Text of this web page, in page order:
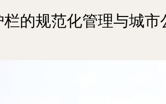
的规范化管理与城